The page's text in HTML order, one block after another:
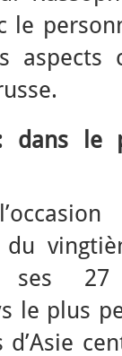
le
aspects
dans le
du
ses 27
le plus